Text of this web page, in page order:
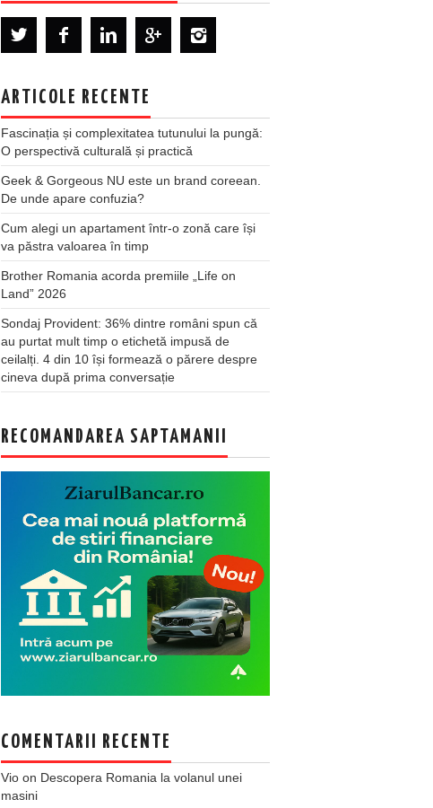
ARTICOLE RECENTE
Fascinația și complexitatea tutunului la pungă:
O perspectivă culturală și practică
Geek & Gorgeous NU este un brand coreean.
De unde apare confuzia?
Cum alegi un apartament într-o zonă care își
va păstra valoarea în timp
Brother Romania acorda premiile „Life on
Land” 2026
Sondaj Provident: 36% dintre români spun că
au purtat mult timp o etichetă impusă de
ceilalți. 4 din 10 își formează o părere despre
cineva după prima conversație
RECOMANDAREA SAPTAMANII
COMENTARII RECENTE
Vio on Descopera Romania la volanul unei
masini